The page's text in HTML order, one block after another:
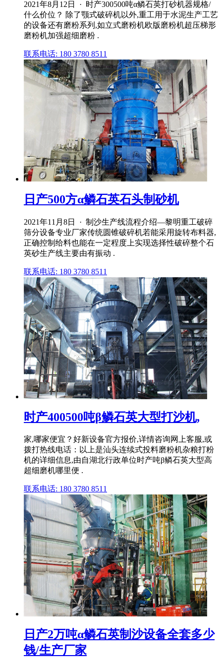
2021年8月12日 · 时产300500吨α鳞石英打砂机器规格/
什么价位？ 除了颚式破碎机以外,重工用于水泥生产工艺
的设备还有磨粉系列,如立式磨粉机欧版磨粉机超压梯形
磨粉机加强超细磨粉 .
联系电话: 180 3780 8511
日产500方α鳞石英石头制砂机
2021年11月8日 · 制沙生产线流程介绍—黎明重工破碎
筛分设备专业厂家传统圆锥破碎机若能采用旋转布料器,
正确控制给料也能在一定程度上实现选择性破碎整个石
英砂生产线主要由有振动 .
联系电话: 180 3780 8511
时产400500吨β鳞石英大型打沙机,
家,哪家便宜？好新设备官方报价,详情咨询网上客服,或
拨打热线电话：以上是汕头连续式投料磨粉机杂粮打粉
机的详细信息,由自湖北行政单位时产吨β鳞石英大型高
超细磨机哪里便 .
联系电话: 180 3780 8511
日产2万吨α鳞石英制沙设备全套多少
钱/生产厂家